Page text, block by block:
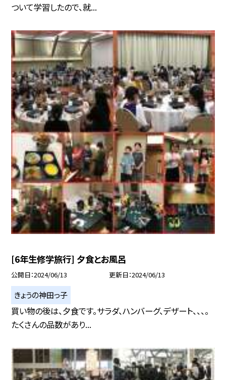
ついて学習したので、就...
[6年生修学旅行] 夕食とお風呂
公開日 2024/06/13 更新日 2024/06/13
きょうの神田っ子
買い物の後は、夕食です。サラダ、ハンバーグ、デザート、、、。
たくさんの品数があり...